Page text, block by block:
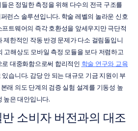
은 정밀한 측정을 위해 다수의 전극 구조를
런스 솔루션입니다. 학술 레벨의 놀라운 신호
트웨어의 즉각 호환성을 앞세우지만 극단적
제한적인 작동 반경 문제가 다소 걸림돌입니
고해상도 모바일 측정 모듈을 보다 저렴하고
대중화함으로써 합리적인 학술 연구와 교육
습니다. 감당 안 되는 대규모 기금 지원이 부
래 의도 단계의 검증 실험 설계를 기동성 높
높은 대안입니다.
소비자 버전과의 대조